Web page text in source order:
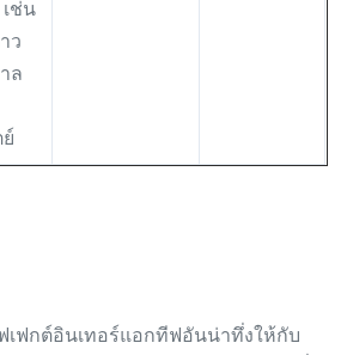
เช่น
ว
ล
ฟเฟกต์อินเทอร์แอกทีฟอันน่าทึ่งให้กับ